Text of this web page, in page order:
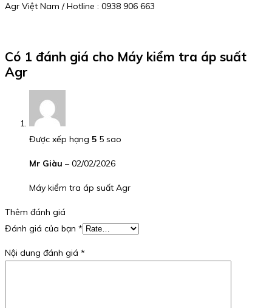
Agr Việt Nam / Hotline : 0938 906 663
Có 1 đánh giá cho Máy kiểm tra áp suất
Agr
Được xếp hạng 5 5 sao
Mr Giàu – 02/02/2026
Máy kiểm tra áp suất Agr
Thêm đánh giá
Đánh giá của bạn *
Nội dung đánh giá *